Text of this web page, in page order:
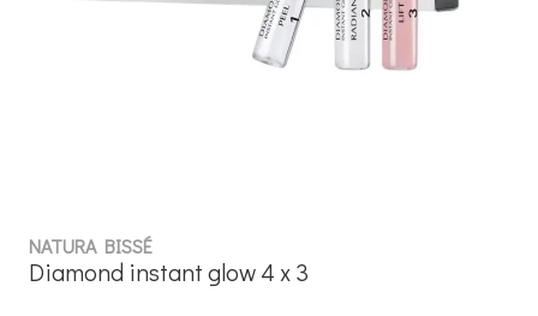
NATURA BISSÉ
Diamond instant glow 4 x 3